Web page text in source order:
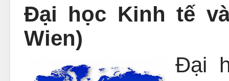
Đại học Kinh tế
Wien)
Đại